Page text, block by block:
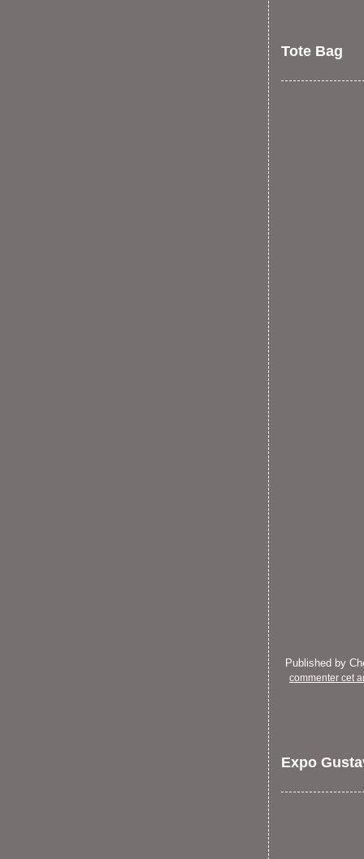
Tote Bag
Published by
commenter cet
Expo